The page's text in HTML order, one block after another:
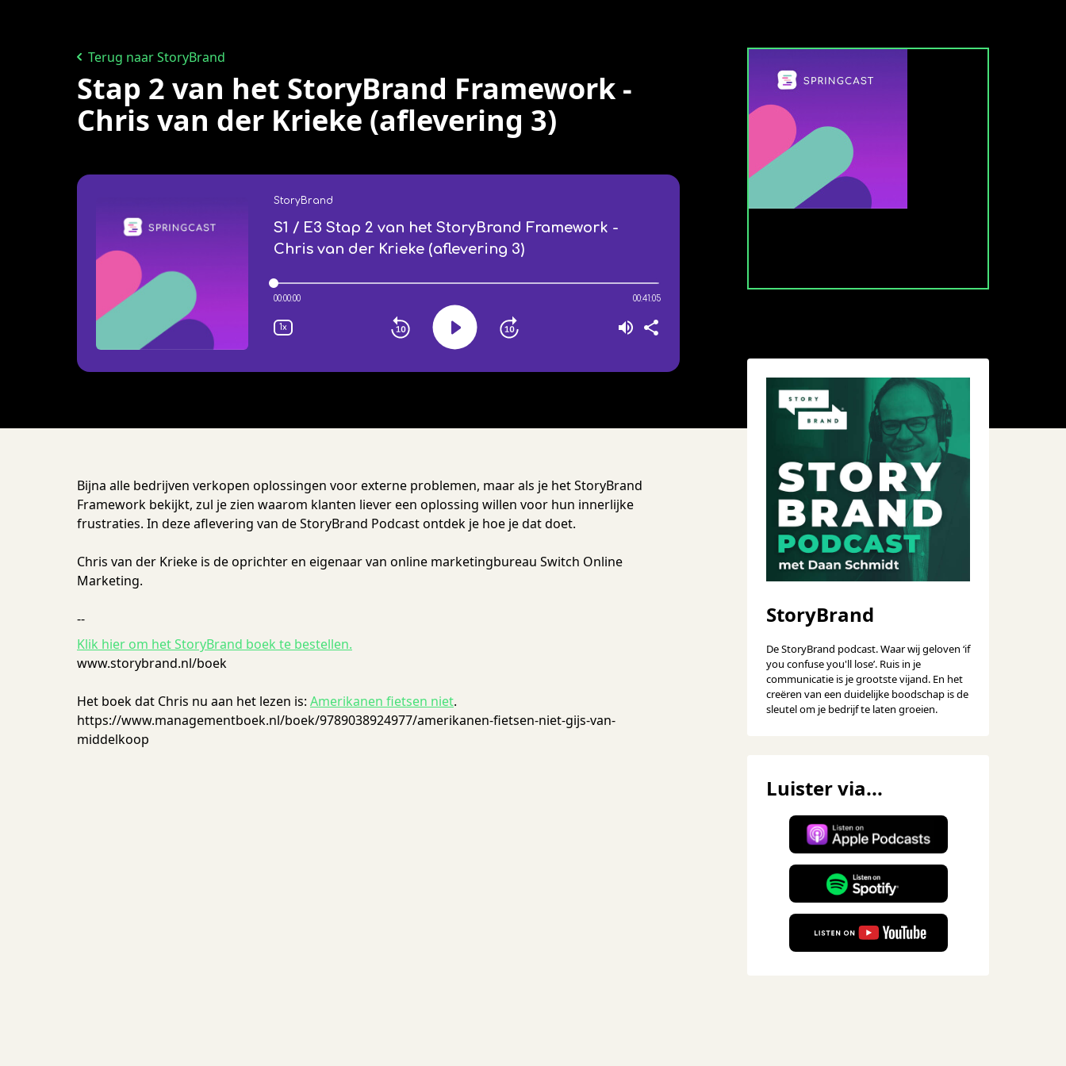
Terug naar StoryBrand
Stap 2 van het StoryBrand Framework -
Chris van der Krieke (aflevering 3)
Bijna alle bedrijven verkopen oplossingen voor externe problemen, maar als je het StoryBrand
Framework bekijkt, zul je zien waarom klanten liever een oplossing willen voor hun innerlijke
frustraties. In deze aflevering van de StoryBrand Podcast ontdek je hoe je dat doet.
Chris van der Krieke is de oprichter en eigenaar van online marketingbureau Switch Online
Marketing.
--
Klik hier om het StoryBrand boek te bestellen.
www.storybrand.nl/boek
Het boek dat Chris nu aan het lezen is: Amerikanen fietsen niet.
https://www.managementboek.nl/boek/9789038924977/amerikanen-fietsen-niet-gijs-van-
middelkoop
StoryBrand
De StoryBrand podcast. Waar wij geloven ‘if
you confuse you'll lose’. Ruis in je
communicatie is je grootste vijand. En het
creëren van een duidelijke boodschap is de
sleutel om je bedrijf te laten groeien.
Luister via...